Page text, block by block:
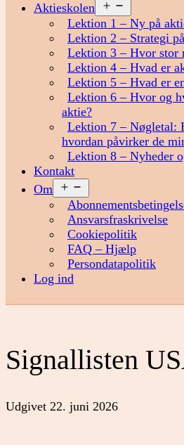
Aktieskolen
menu
Lektion 1 – Ny på
Lektion 2 – Strategi
Lektion 3 – Hvor stor
Lektion 4 – Hvad er
Lektion 5 – Hvad er
Lektion 6 – Hvor og
aktie?
Lektion 7 – Nøgletal:
hvordan påvirker de
Lektion 8 – Nyheder
Kontakt
Om
menu
Ansvarsfraskrivelse
Cookiepolitik
FAQ – Hjælp
Persondatapolitik
Log ind
Signallisten
Udgivet 22. juni 2026